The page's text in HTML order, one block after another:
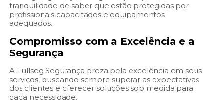
tranquilidade de saber que estão protegidas por
profissionais capacitados e equipamentos
adequados.
Compromisso com a Excelência e a
Segurança
A Fullseg Segurança preza pela excelência em seus
serviços, buscando sempre superar as expectativas
dos clientes e oferecer soluções sob medida para
cada necessidade.